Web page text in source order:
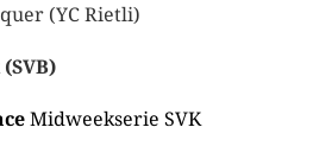
(YC Rietli)
Midweekserie SVK